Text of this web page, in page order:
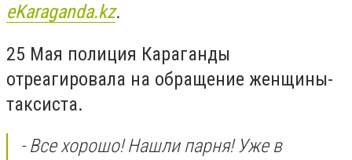
еKaraganda.kz.
25 Мая полиция Караганды
отреагировала на обращение женщины-
таксиста.
- Все хорошо! Нашли парня! Уже в